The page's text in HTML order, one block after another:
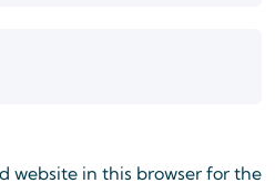
website in this browser for the